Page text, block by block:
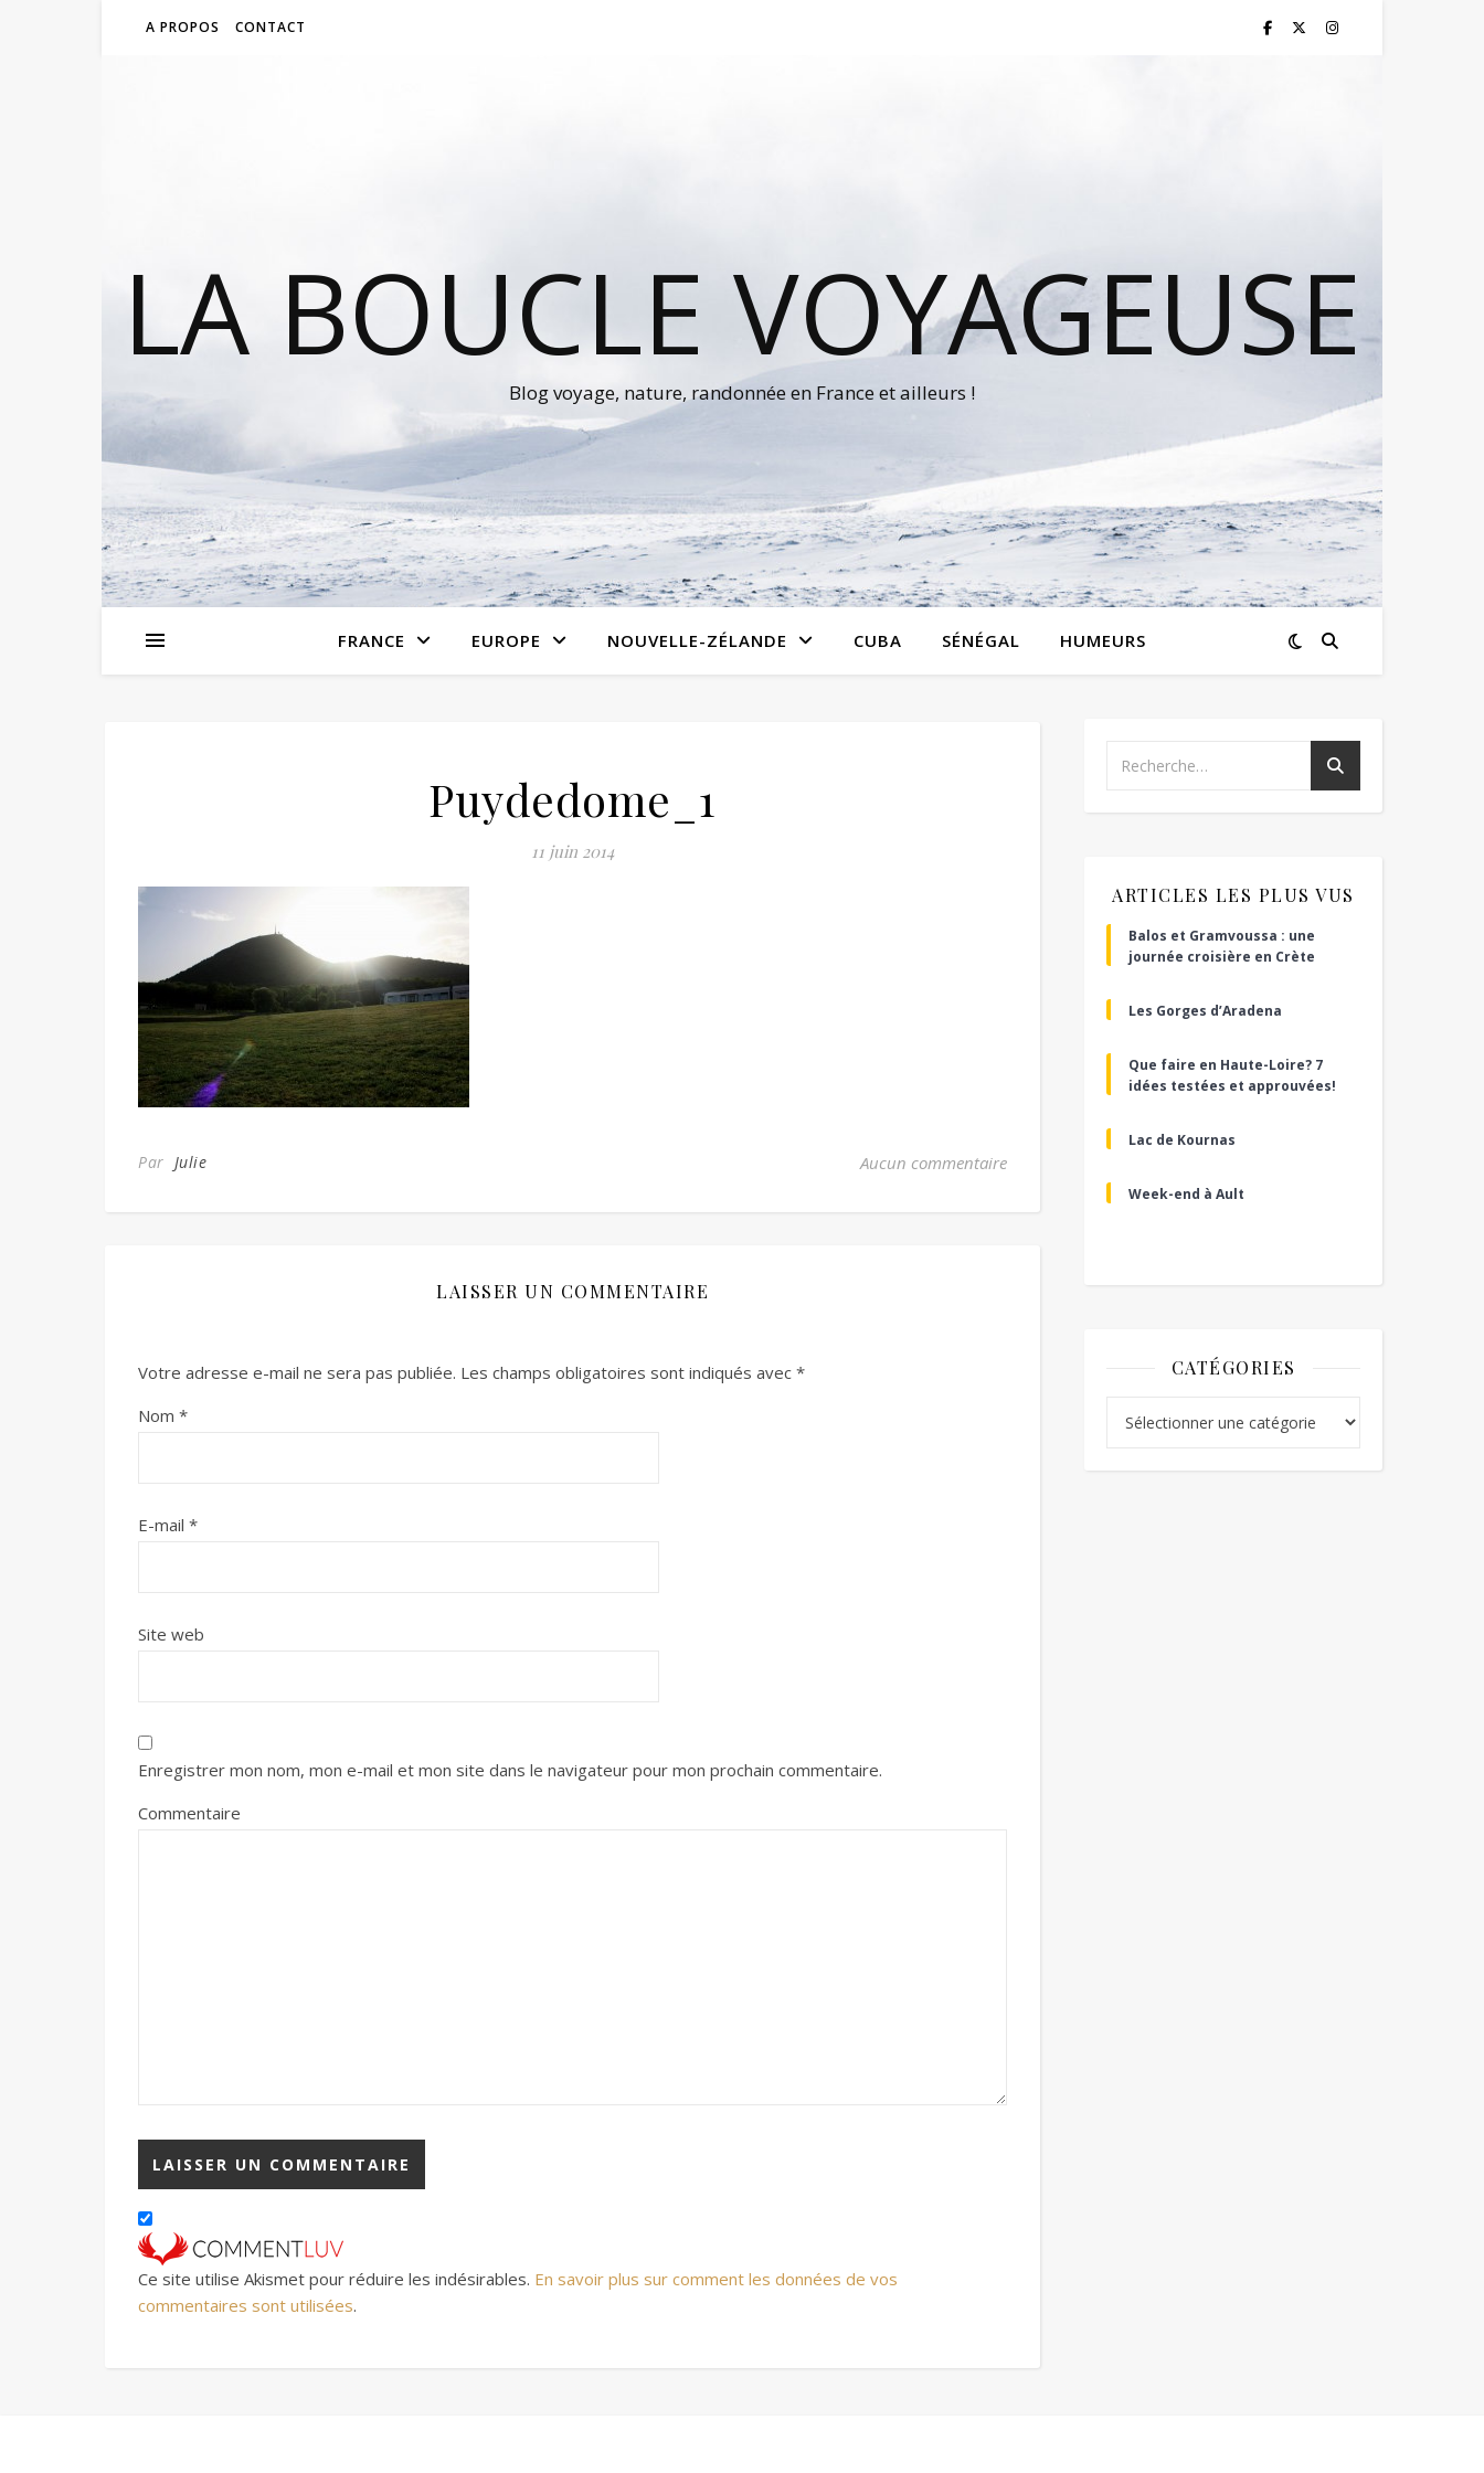
A PROPOS CONTACT
LA BOUCLE VOYAGEUSE
Blog voyage, nature, randonnée en France et ailleurs !
FRANCE EUROPE NOUVELLE-ZÉLANDE CUBA SÉNÉGAL HUMEURS
Puydedome_1
11 juin 2014
Par Julie Aucun commentaire
LAISSER UN COMMENTAIRE
Votre adresse e-mail ne sera pas publiée. Les champs obligatoires sont indiqués avec *
Nom *
E-mail *
Site web
Enregistrer mon nom, mon e-mail et mon site dans le navigateur pour mon prochain commentaire.
Commentaire
Ce site utilise Akismet pour réduire les indésirables. En savoir plus sur comment les données de vos
commentaires sont utilisées.
ARTICLES LES PLUS VUS
Balos et Gramvoussa : une
journée croisière en Crète
Les Gorges d’Aradena
Que faire en Haute-Loire? 7
idées testées et approuvées!
Lac de Kournas
Week-end à Ault
CATÉGORIES